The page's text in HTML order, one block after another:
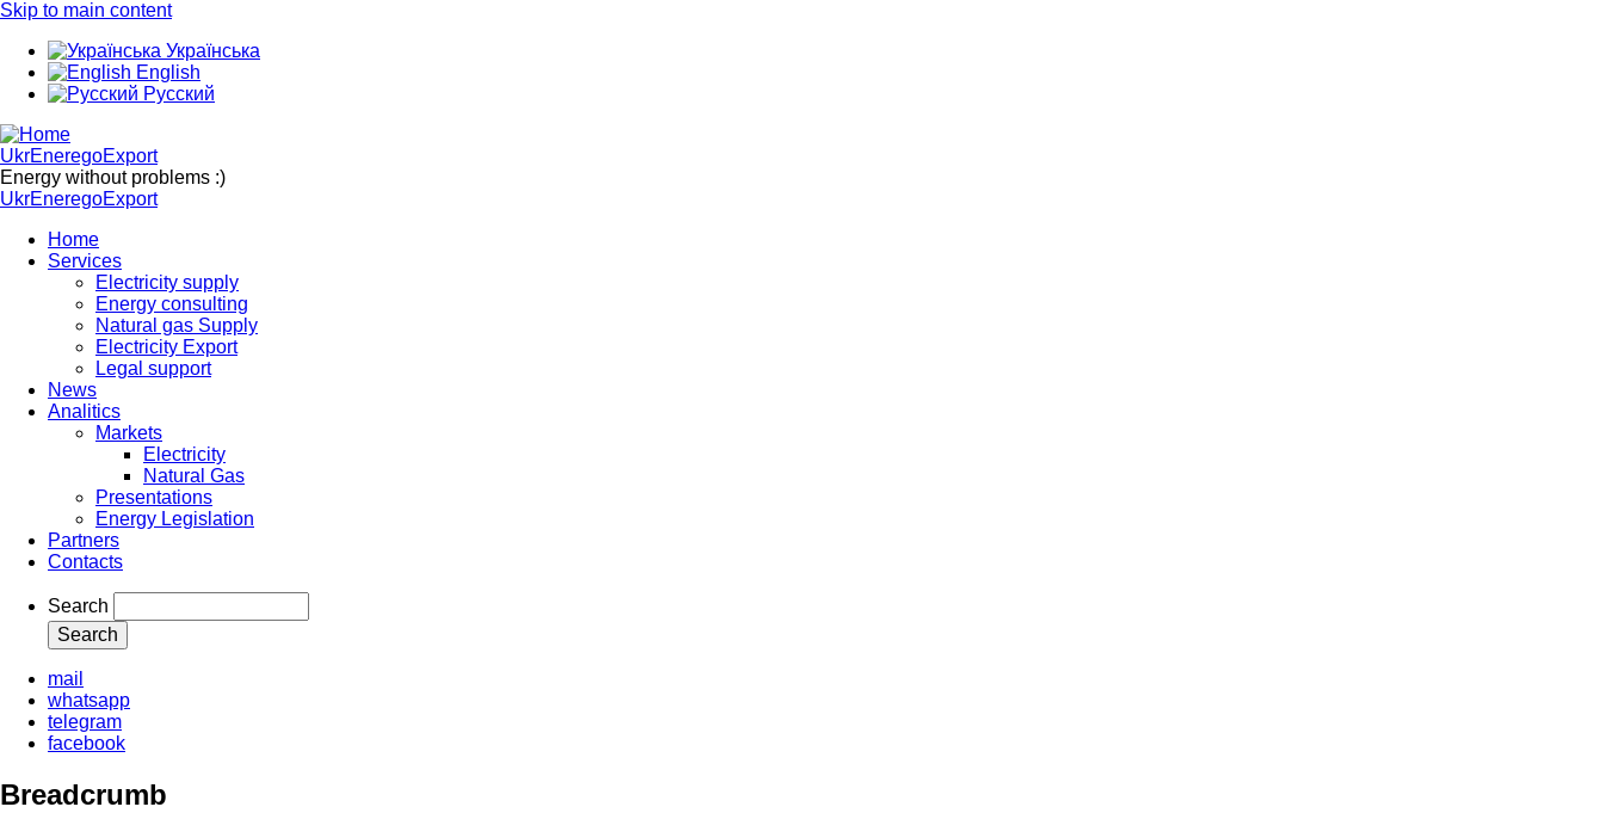
Skip to main content
Українська
English
Русский
UkrEneregoExport
Energy without problems :)
UkrEneregoExport
Home
Services
Electricity supply
Energy consulting
Natural gas Supply
Electricity Export
Legal support
News
Analitics
Markets
Electricity
Natural Gas
Presentations
Energy Legislation
Partners
Contacts
Search
mail
whatsapp
telegram
facebook
Breadcrumb